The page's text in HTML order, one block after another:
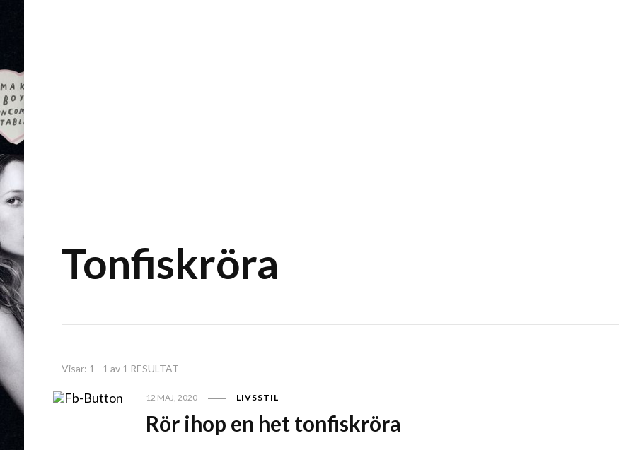
Tonfiskröra
Visar: 1 - 1 av 1 RESULTAT
12 MAJ, 2020 LIVSSTIL
Rör ihop en het tonfiskröra